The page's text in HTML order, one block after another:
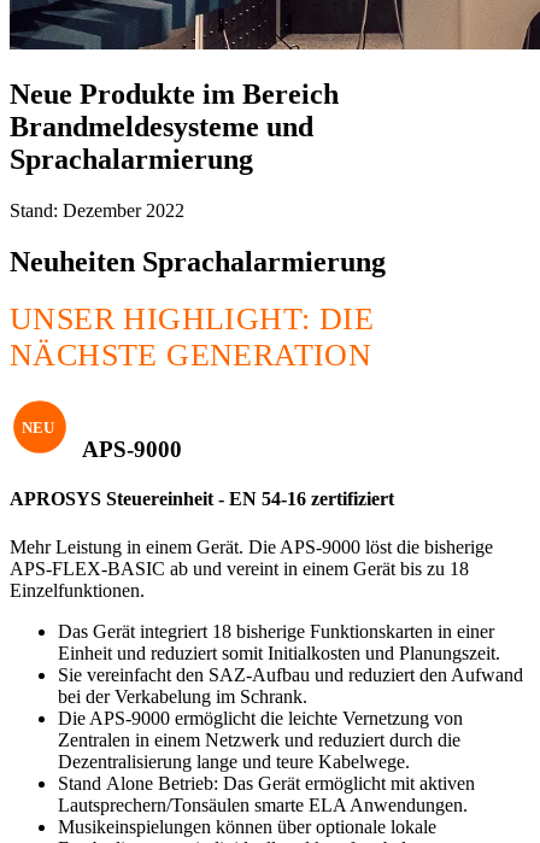
Neue Produkte im Bereich
Brandmeldesysteme und
Sprachalarmierung
Stand: Dezember 2022
Neuheiten Sprachalarmierung
UNSER HIGHLIGHT: DIE
NÄCHSTE GENERATION
APS-9000
APROSYS Steuereinheit - EN 54-16 zertifiziert
Mehr Leistung in einem Gerät. Die APS-9000 löst die bisherige
APS-FLEX-BASIC ab und vereint in einem Gerät bis zu 18
Einzelfunktionen.
Das Gerät integriert 18 bisherige Funktionskarten in einer
Einheit und reduziert somit Initialkosten und Planungszeit.
Sie vereinfacht den SAZ-Aufbau und reduziert den Aufwand
bei der Verkabelung im Schrank.
Die APS-9000 ermöglicht die leichte Vernetzung von
Zentralen in einem Netzwerk und reduziert durch die
Dezentralisierung lange und teure Kabelwege.
Stand Alone Betrieb: Das Gerät ermöglicht mit aktiven
Lautsprechern/Tonsäulen smarte ELA Anwendungen.
Musikeinspielungen können über optionale lokale